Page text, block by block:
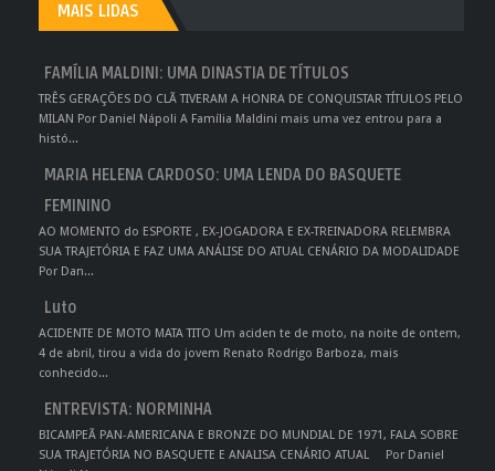
MAIS LIDAS
FAMÍLIA MALDINI: UMA DINASTIA DE TÍTULOS
TRÊS GERAÇÕES DO CLÃ TIVERAM A HONRA DE CONQUISTAR TÍTULOS PELO
MILAN Por Daniel Nápoli A Família Maldini mais uma vez entrou para a
histó...
MARIA HELENA CARDOSO: UMA LENDA DO BASQUETE
FEMININO
AO MOMENTO do ESPORTE , EX-JOGADORA E EX-TREINADORA RELEMBRA
SUA TRAJETÓRIA E FAZ UMA ANÁLISE DO ATUAL CENÁRIO DA MODALIDADE
Por Dan...
Luto
ACIDENTE DE MOTO MATA TITO Um aciden te de moto, na noite de ontem,
4 de abril, tirou a vida do jovem Renato Rodrigo Barboza, mais
conhecido...
ENTREVISTA: NORMINHA
BICAMPEÃ PAN-AMERICANA E BRONZE DO MUNDIAL DE 1971, FALA SOBRE
SUA TRAJETÓRIA NO BASQUETE E ANALISA CENÁRIO ATUAL Por Daniel